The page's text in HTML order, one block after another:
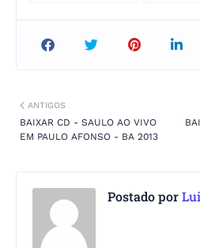
ANTIGOS
BAIXAR CD - SAULO AO VIVO
EM PAULO AFONSO - BA 2013
Postado por